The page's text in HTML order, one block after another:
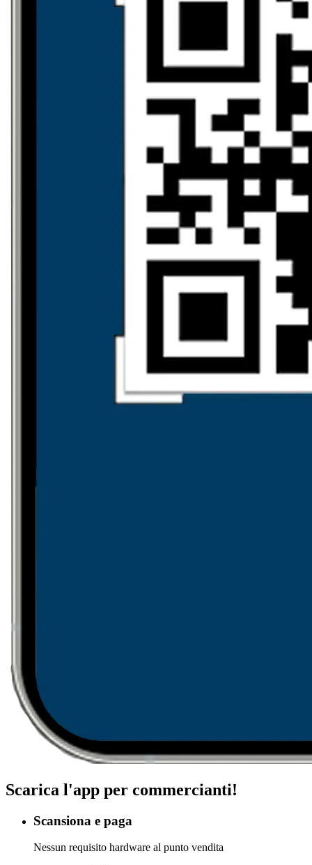
Scarica l'app per commercianti!
Scansiona e paga
Nessun requisito hardware al punto vendita